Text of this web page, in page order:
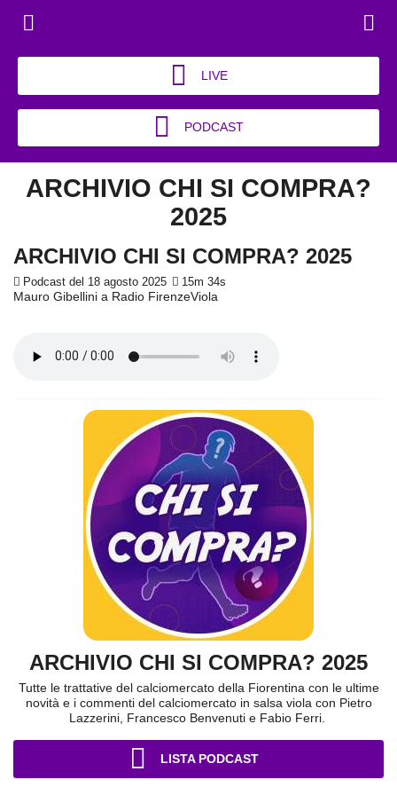
LIVE
PODCAST
ARCHIVIO CHI SI COMPRA?
2025
ARCHIVIO CHI SI COMPRA? 2025
Podcast del 18 agosto 2025 15m 34s
Mauro Gibellini a Radio FirenzeViola
ARCHIVIO CHI SI COMPRA? 2025
Tutte le trattative del calciomercato della Fiorentina con le ultime
novità e i commenti del calciomercato in salsa viola con Pietro
Lazzerini, Francesco Benvenuti e Fabio Ferri.
LISTA PODCAST